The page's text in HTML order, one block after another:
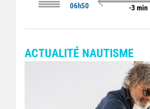
06h50
-3 min
ACTUALITÉ NAUTISME